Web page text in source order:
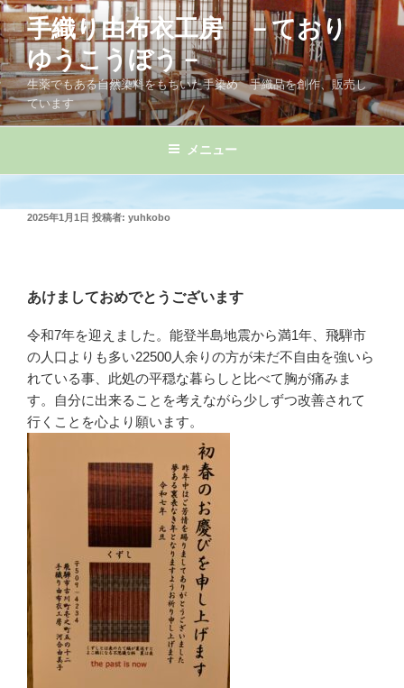
コ
ン
テ
ン
ツ
へ
手織り由布衣工房 －ており
ゆうこうぼう－
生薬でもある自然染料をもちいた手染め 手織品を創作、販売し
ています
メニュー
投
2025年1月1日 投稿者: yuhkobo
あけましておめでとうございます
令和7年を迎えました。能登半島地震から満1年、飛騨市
の人口よりも多い22500人余りの方が未だ不自由を強いら
れている事、此処の平穏な暮らしと比べて胸が痛みま
す。自分に出来ることを考えながら少しずつ改善されて
行くことを心より願います。